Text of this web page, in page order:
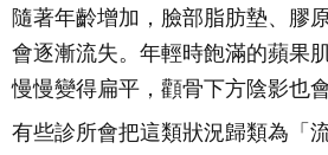
隨著年齡增加，臉部脂肪墊、膠
會逐漸流失。年輕時飽滿的蘋果
慢慢變得扁平，顴骨下方陰影也
有些診所會把這類狀況歸類為「